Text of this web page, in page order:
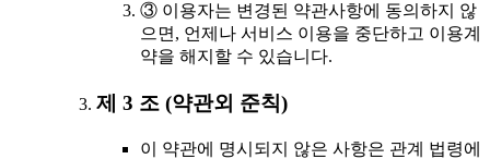
③ 이용자는 변경된 약관사항에 동의하지 않
으면, 언제나 서비스 이용을 중단하고 이용계
약을 해지할 수 있습니다.
제 3 조 (약관외 준칙)
이 약관에 명시되지 않은 사항은 관계 법령에